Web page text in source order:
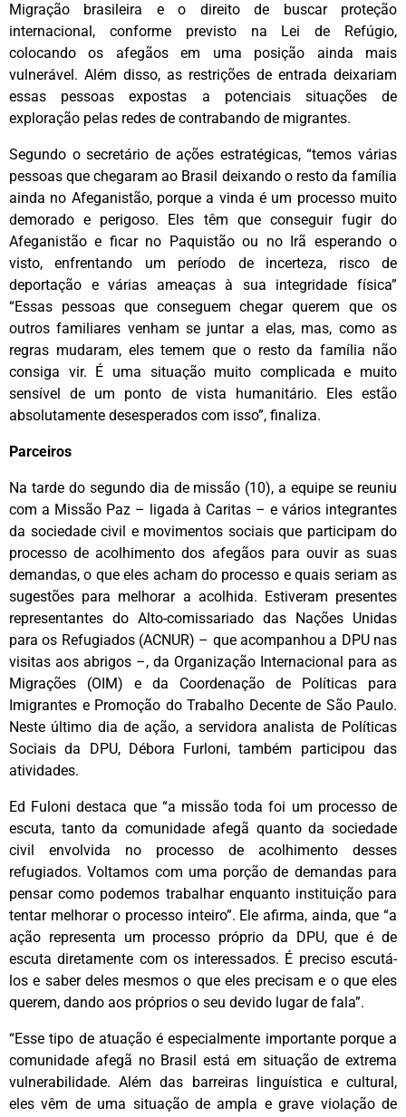
Migração brasileira e o direito de buscar proteção
internacional, conforme previsto na Lei de Refúgio,
colocando os afegãos em uma posição ainda mais
vulnerável. Além disso, as restrições de entrada deixariam
essas pessoas expostas a potenciais situações de
exploração pelas redes de contrabando de migrantes.
Segundo o secretário de ações estratégicas, “temos várias
pessoas que chegaram ao Brasil deixando o resto da família
ainda no Afeganistão, porque a vinda é um processo muito
demorado e perigoso. Eles têm que conseguir fugir do
Afeganistão e ficar no Paquistão ou no Irã esperando o
visto, enfrentando um período de incerteza, risco de
deportação e várias ameaças à sua integridade física”
“Essas pessoas que conseguem chegar querem que os
outros familiares venham se juntar a elas, mas, como as
regras mudaram, eles temem que o resto da família não
consiga vir. É uma situação muito complicada e muito
sensível de um ponto de vista humanitário. Eles estão
absolutamente desesperados com isso”, finaliza.
Parceiros
Na tarde do segundo dia de missão (10), a equipe se reuniu
com a Missão Paz – ligada à Caritas – e vários integrantes
da sociedade civil e movimentos sociais que participam do
processo de acolhimento dos afegãos para ouvir as suas
demandas, o que eles acham do processo e quais seriam as
sugestões para melhorar a acolhida. Estiveram presentes
representantes do Alto-comissariado das Nações Unidas
para os Refugiados (ACNUR) – que acompanhou a DPU nas
visitas aos abrigos –, da Organização Internacional para as
Migrações (OIM) e da Coordenação de Políticas para
Imigrantes e Promoção do Trabalho Decente de São Paulo.
Neste último dia de ação, a servidora analista de Políticas
Sociais da DPU, Débora Furloni, também participou das
atividades.
Ed Fuloni destaca que “a missão toda foi um processo de
escuta, tanto da comunidade afegã quanto da sociedade
civil envolvida no processo de acolhimento desses
refugiados. Voltamos com uma porção de demandas para
pensar como podemos trabalhar enquanto instituição para
tentar melhorar o processo inteiro”. Ele afirma, ainda, que “a
ação representa um processo próprio da DPU, que é de
escuta diretamente com os interessados. É preciso escutá-
los e saber deles mesmos o que eles precisam e o que eles
querem, dando aos próprios o seu devido lugar de fala”.
“Esse tipo de atuação é especialmente importante porque a
comunidade afegã no Brasil está em situação de extrema
vulnerabilidade. Além das barreiras linguística e cultural,
eles vêm de uma situação de ampla e grave violação de